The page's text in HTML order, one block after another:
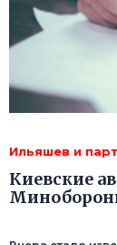
Ильяшев и
Киевские